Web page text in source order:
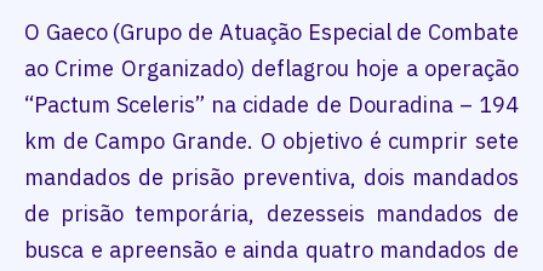
O Gaeco (Grupo de Atuação Especial de Combate
ao Crime Organizado) deflagrou hoje a operação
“Pactum Sceleris” na cidade de Douradina – 194
km de Campo Grande. O objetivo é cumprir sete
mandados de prisão preventiva, dois mandados
de prisão temporária, dezesseis mandados de
busca e apreensão e ainda quatro mandados de